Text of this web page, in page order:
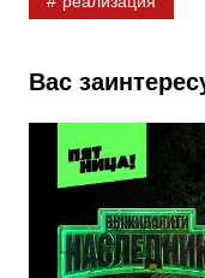
e
o
o
k
o
l
a
s
s
n
i
Вас